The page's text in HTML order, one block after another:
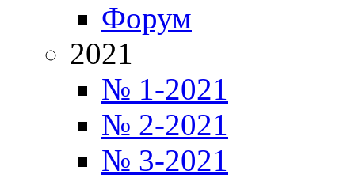
Форум
2021
№ 1-2021
№ 2-2021
№ 3-2021